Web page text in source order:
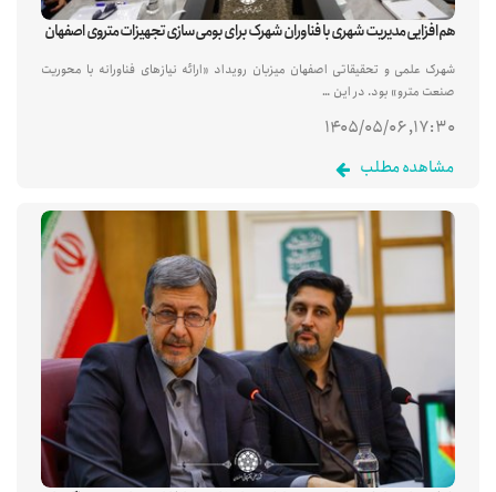
هم‌افزایی مدیریت شهری با فناوران شهرک برای بومی‌سازی تجهیزات متروی اصفهان
شهرک علمی و تحقیقاتی اصفهان میزبان رویداد «ارائه نیازهای فناورانه با محوریت
صنعت مترو» بود. در این …
۱۷:۳۰, ۱۴۰۵/۰۵/۰۶
مشاهده مطلب